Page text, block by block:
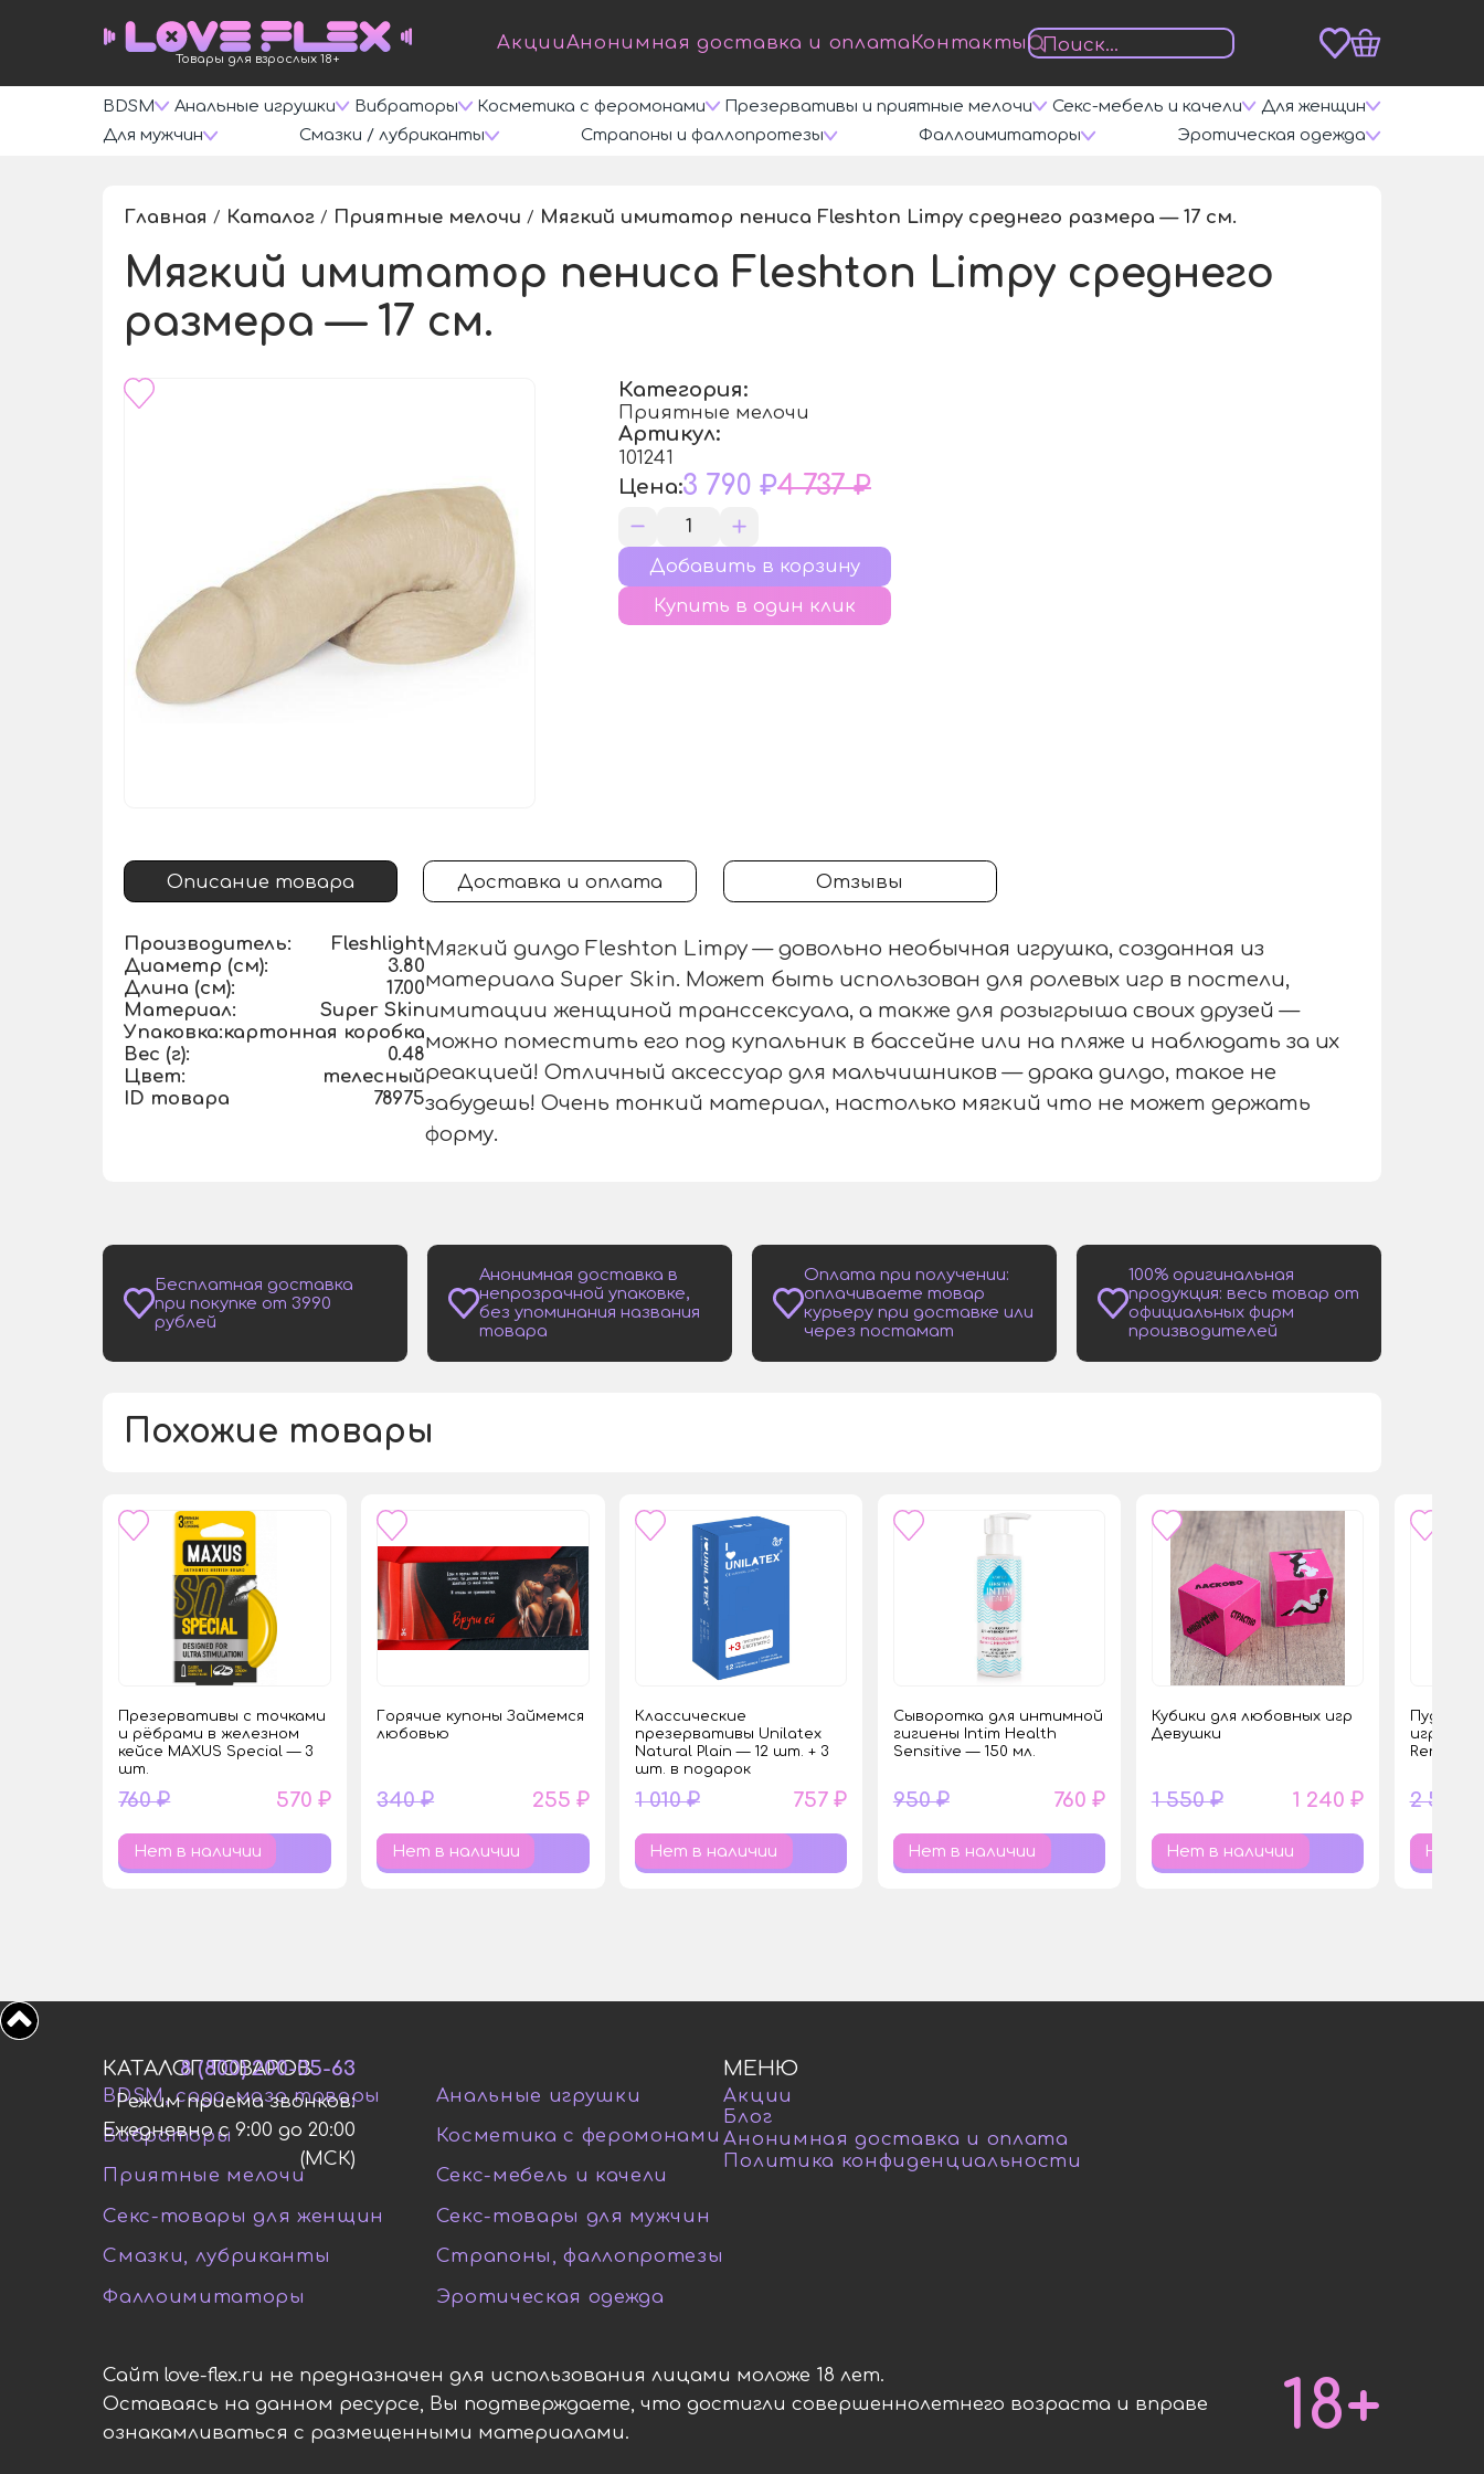
Товары для взрослых 18+
АкцииАнонимная доставка и оплата Контакты
BDSM Анальные игрушки Вибраторы Косметика с феромонами Презервативы и приятные мелочи Секс-мебель и качели
Для женщин
Для мужчин
Смазки / лубриканты Страпоны и фаллопротезы Фаллоимитаторы Эротическая одежда
Главная / Каталог / Приятные мелочи / Мягкий имитатор пениса Fleshton Limpy среднего размера — 17 см.
Мягкий имитатор пениса Fleshton Limpy среднего
размера — 17 см.
Категория:
Приятные мелочи
Артикул:
101241
Цена:3 790 ₽4 737 ₽
Купить в один клик
Описание товара Доставка и оплата Отзывы
Производитель:
Fleshlight
Диаметр (см):
3.80
Длина (см):
17.00
Материал:
Super Skin
Упаковка:картонная коробка
Вес (г):
0.48
Цвет:
телесный
ID товара
78975
Мягкий дилдо Fleshton Limpy — довольно необычная игрушка, созданная из
материала Super Skin. Может быть использован для ролевых игр в постели,
имитации женщиной транссексуала, а также для розыгрыша своих друзей —
можно поместить его под купальник в бассейне или на пляже и наблюдать за их
реакцией! Отличный аксессуар для мальчишников — драка дилдо, такое не
забудешь! Очень тонкий материал, настолько мягкий что не может держать
форму.
Бесплатная доставка
при покупке от 3990
рублей
Анонимная доставка в
непрозрачной упаковке,
без упоминания названия
товара
Оплата при получении:
оплачиваете товар
курьеру при доставке или
через постамат
100% оригинальная
продукция: весь товар от
официальных фирм
производителей
Похожие товары
Презервативы с точками
и рёбрами в железном
кейсе MAXUS Special — 3
шт.
760 ₽ 570 ₽
Нет в наличии
Горячие купоны Займемся
любовью
340 ₽ 255 ₽
Нет в наличии
Классические
презервативы Unilatex
Natural Plain — 12 шт. + 3
шт. в подарок
1 010 ₽ 757 ₽
Нет в наличии
Сыворотка для интимной
гигиены Intim Health
Sensitive — 150 мл.
950 ₽ 760 ₽
Нет в наличии
Кубики для любовных игр
Девушки
1 550 ₽ 1 240 ₽
Нет в наличии
Пудра
2 550 ₽
Нет в
КАТАЛОГ ТОВАРОВ
BDSM, садо-мазо товары
Анальные игрушки
Вибраторы
Косметика с феромонами
Приятные мелочи
Секс-мебель и качели
Секс-товары для женщин
Секс-товары для мужчин
Смазки, лубриканты
Страпоны, фаллопротезы
Фаллоимитаторы
Эротическая одежда
МЕНЮ
Акции
Блог
Анонимная доставка и оплата
Политика конфиденциальности
8 (800) 200-05-63
Режим приема звонков:
Ежедневно с 9:00 до 20:00
(МСК)
Сайт love-flex.ru не предназначен для использования лицами моложе 18 лет.
Оставаясь на данном ресурсе, Вы подтверждаете, что достигли совершеннолетнего возраста и вправе
ознакамливаться с размещенными материалами.
18+